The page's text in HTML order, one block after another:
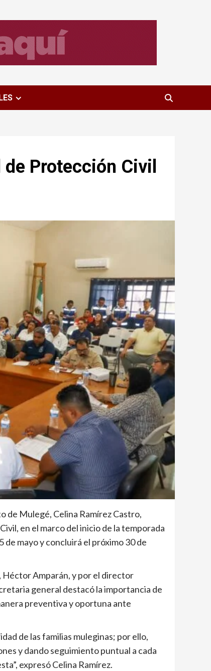
Protección Civil
de Mulegé, Celina Ramírez Castro,
en el marco del inicio de la temporada
mayo y concluirá el próximo 30 de
Amparán, y por el director
general destacó la importancia de
preventiva y oportuna ante
de las familias muleginas; por ello,
y dando seguimiento puntual a cada
expresó Celina Ramírez.